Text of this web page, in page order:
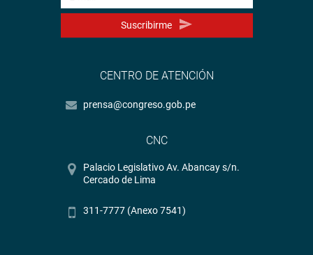
Suscribirme
CENTRO DE ATENCIÓN
prensa@congreso.gob.pe
CNC
Palacio Legislativo Av. Abancay s/n.
Cercado de Lima
311-7777 (Anexo 7541)